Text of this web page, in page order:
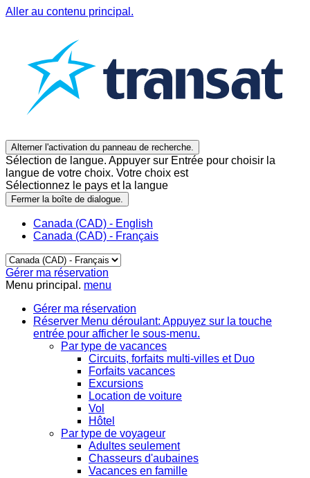
Aller au contenu principal.
Alterner l'activation du panneau de recherche.
Sélection de langue. Appuyer sur Entrée pour choisir la
langue de votre choix. Votre choix est
Sélectionnez le pays et la langue
Fermer la boîte de dialogue.
Canada (CAD) - English
Canada (CAD) - Français
Gérer ma réservation
Menu principal. menu
Gérer ma réservation
Réserver Menu déroulant: Appuyez sur la touche
entrée pour afficher le sous-menu.
Par type de vacances
Circuits, forfaits multi-villes et Duo
Forfaits vacances
Excursions
Location de voiture
Vol
Hôtel
Par type de voyageur
Adultes seulement
Chasseurs d'aubaines
Vacances en famille